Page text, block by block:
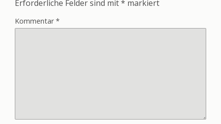
Erforderliche Felder sind mit* markiert
Kommentar*